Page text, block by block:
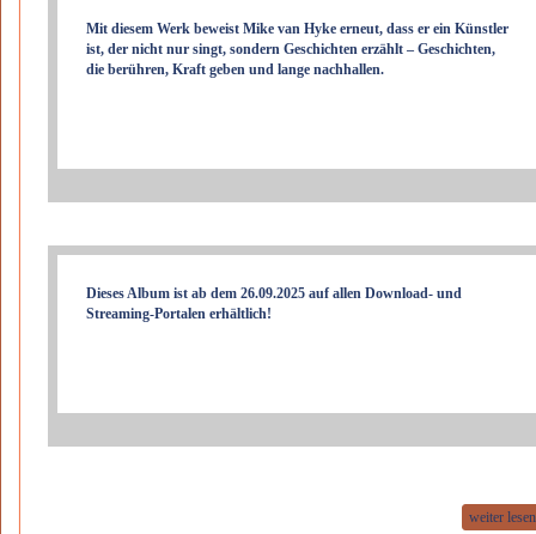
Mit diesem Werk beweist Mike van Hyke erneut, dass er ein Künstler
ist, der nicht nur singt, sondern Geschichten erzählt – Geschichten,
die berühren, Kraft geben und lange nachhallen.
Dieses Album ist ab dem 26.09.2025 auf allen Download- und
Streaming-Portalen erhältlich!
weiter